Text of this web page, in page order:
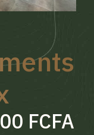
FCFA